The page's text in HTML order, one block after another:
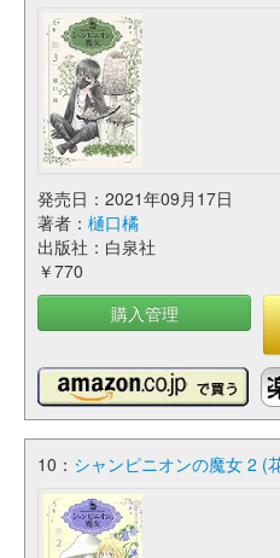
発売日：2021年09月17日
著者： 樋口橘
出版社：白泉社
￥770
購入管理
10： シャンピニオンの魔女 2 (